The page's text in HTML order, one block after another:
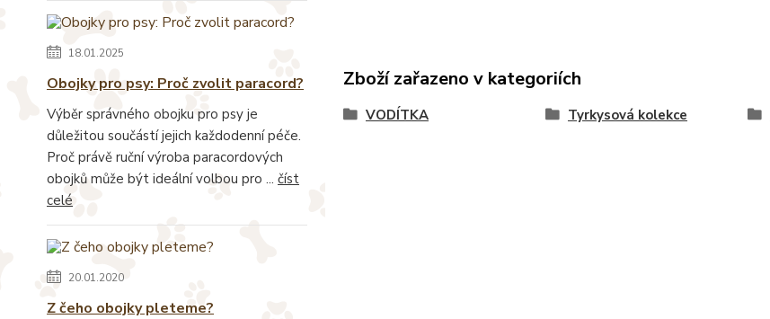
18.01.2025
Obojky pro psy: Proč zvolit paracord?
Výběr správného obojku pro psy je
důležitou součástí jejich každodenní péče.
Proč právě ruční výroba paracordových
obojků může být ideální volbou pro ... číst
celé
20.01.2020
Z čeho obojky pleteme?
Zboží zařazeno v kategoriích
VODÍTKA Tyrkysová kolekce